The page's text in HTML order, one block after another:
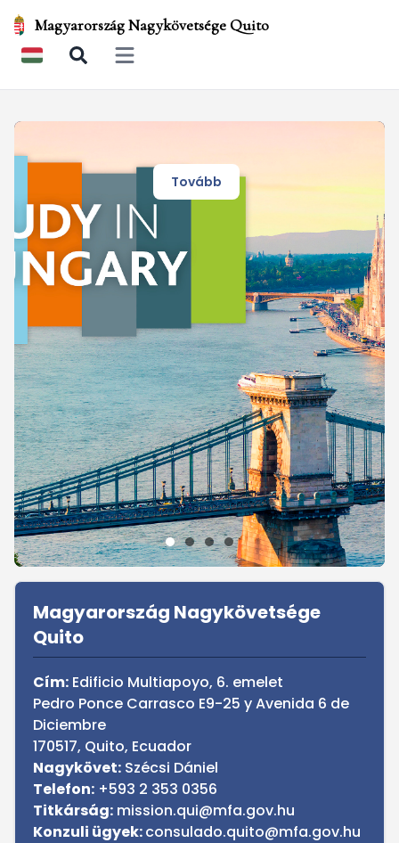
Magyarország Nagykövetsége Quito
Open main menu
Tovább
Sidebar
Magyarország Nagykövetsége
Quito
Cím: Edificio Multiapoyo, 6. emelet
Pedro Ponce Carrasco E9-25 y Avenida 6 de
Diciembre
170517, Quito, Ecuador
Nagykövet: Szécsi Dániel
Telefon: +593 2 353 0356
Titkárság: mission.qui@mfa.gov.hu
Konzul​i ügyek:consulado.quito@mfa.gov.hu